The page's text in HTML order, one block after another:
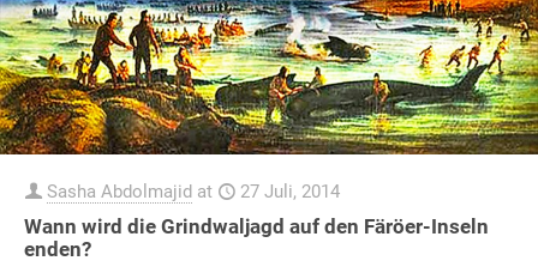
Sasha Abdolmajid at 27 Juli, 2014
Wann wird die Grindwaljagd auf den Färöer-Inseln
enden?